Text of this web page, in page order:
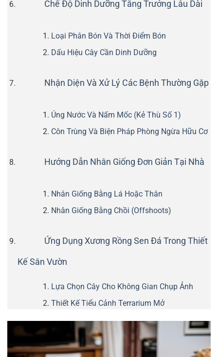
Chế Độ Dinh Dưỡng Tăng Trưởng Lâu Dài
Loại Phân Bón Và Thời Điểm Bón
Dấu Hiệu Cây Cần Dinh Dưỡng
Nhận Diện Và Xử Lý Các Bệnh Thường Gặp
Úng Nước Và Nấm Mốc (Kẻ Thù Số 1)
Côn Trùng Và Biện Pháp Phòng Ngừa Hữu Cơ
Hướng Dẫn Nhân Giống Đơn Giản Tại Nhà
Nhân Giống Bằng Lá Hoặc Thân
Nhân Giống Bằng Chồi (Offshoots)
Ứng Dụng Xương Rồng Sen Đá Trong Thiết
Kế Sân Vườn
Lựa Chọn Cây Cho Không Gian Chụp Ảnh
Thiết Kế Tiểu Cảnh Terrarium Mở